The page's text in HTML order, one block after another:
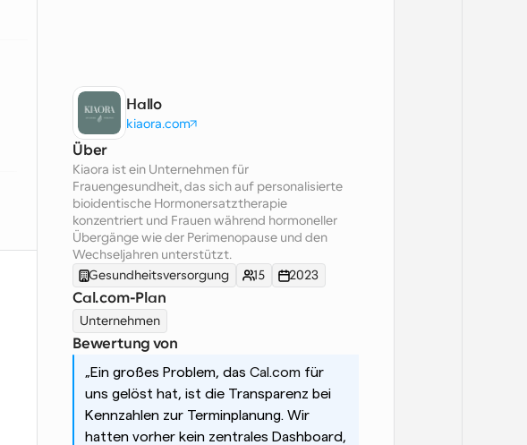
Hallo
kiaora.com
Über
Kiaora ist ein Unternehmen für
Frauengesundheit, das sich auf personalisierte
bioidentische Hormonersatztherapie
konzentriert und Frauen während hormoneller
Übergänge wie der Perimenopause und den
Wechseljahren unterstützt.
Gesundheitsversorgung
15 2023
Cal.com-Plan
Unternehmen
Bewertung von
„Ein großes Problem, das Cal.com für
uns gelöst hat, ist die Transparenz bei
Kennzahlen zur Terminplanung. Wir
hatten vorher kein zentrales Dashboard,